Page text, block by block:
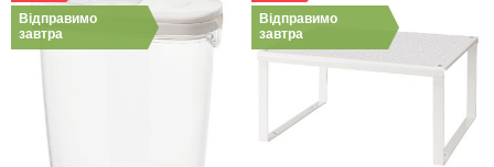
Візерунок
Відправимо
завтра
Відправимо
завтра